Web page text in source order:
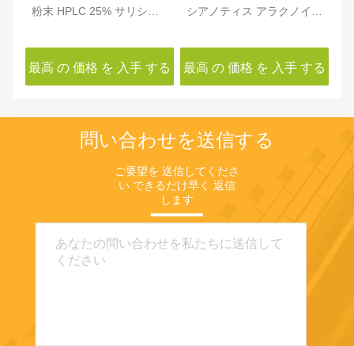
粉末 HPLC 25% サリシン
ストラクト サリックス
Alba L
最高 の 価格 を 入手 する
シアノティス アラクノイド
ディゾン CAS 5289-74-7
最高 の 価格 を 入手 する
問い合わせを送信する
ご要望を 送信してくださ
い できるだけ早く 返信
します